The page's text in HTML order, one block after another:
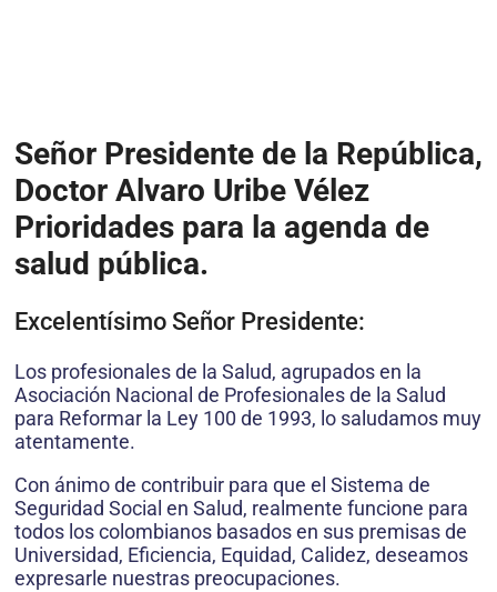
Señor Presidente de la República,
Doctor Alvaro Uribe Vélez
Prioridades para la agenda de
salud pública.
Excelentísimo Señor Presidente:
Los profesionales de la Salud, agrupados en la
Asociación Nacional de Profesionales de la Salud
para Reformar la Ley 100 de 1993, lo saludamos muy
atentamente.
Con ánimo de contribuir para que el Sistema de
Seguridad Social en Salud, realmente funcione para
todos los colombianos basados en sus premisas de
Universidad, Eficiencia, Equidad, Calidez, deseamos
expresarle nuestras preocupaciones.